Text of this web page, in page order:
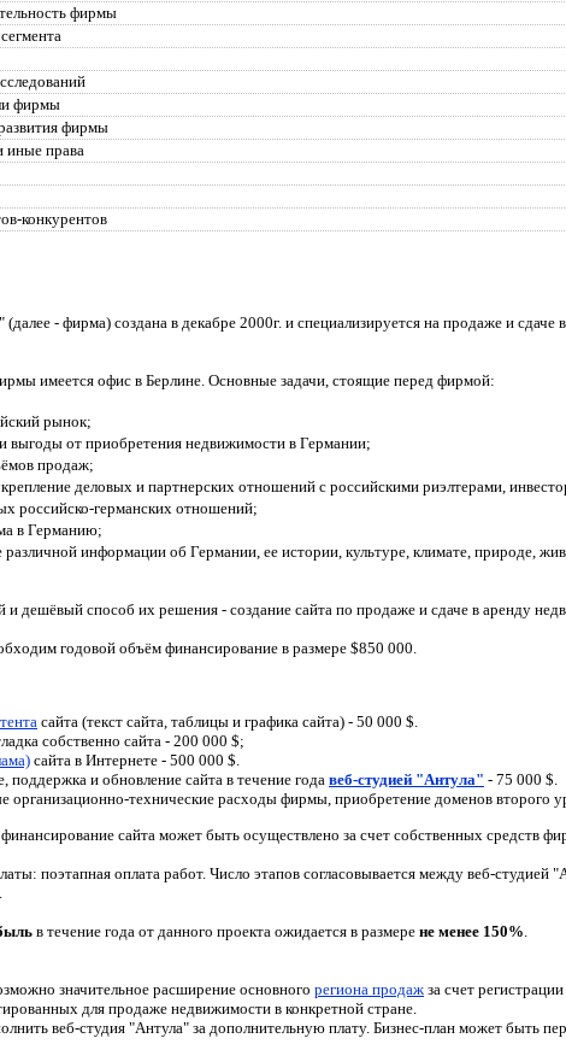
фирмы
фирмы
фирмы
иные права
конкурентов
- фирма) создана в декабре 2000г. и специализируется на продаже и
имеется офис в Берлине. Основные задачи, стоящие перед фирмой:
рынок;
выгоды от приобретения недвижимости в Германии;
продаж;
деловых и партнерских отношений с российскими риэлтерами,
российско-германских отношений;
в Германию;
различной информации об Германии, ее истории, культуре, климате, природе,
и дешёвый способ их решения - создание сайта по продаже и сдаче в аренду
годовой объём финансирование в размере$850 000.
сайта (текст сайта, таблицы и графика сайта) - 50 000 $.
собственно сайта- 200 000 $;
сайта в Интернете - 500 000 $.
поддержка и обновление сайта в течение года веб-студией "Антула" - 75 000 $.
организационно-технические расходы фирмы, приобретение доменов второго
сайта может быть осуществлено за счет собственных средств
поэтапная оплата работ. Число этапов согласовывается между веб-студией
в течение года от данного проекта ожидается в размере не менее 150%
значительное расширение основного региона продаж за счет
для продаже недвижимости в конкретной стране.
веб-студия "Антула" за дополнительную плату. Бизнес-план может быть